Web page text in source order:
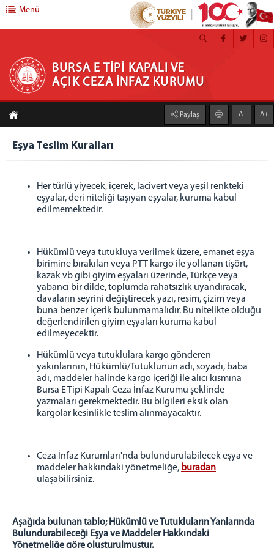
BURSA E TİPİ KAPALI VE AÇIK CEZA İNFAZ
KURUMU
ANASAYFA
KURUMSAL
Kurum Hakkında
Görev Yapmış Müdürlerimiz
Fotoğraf Galerisi
BİLGİ İŞLEM SERVİSİ
E-İmza İşlemleri
Şifre işlemleri (Portal, Bilgisayar Açılış, E-Posta
ve Haberci)
Güvenlik ve Gözetim Servisi
Psiko-Sosyal Servis
Sağlık Servisi
Personel Kalemi
İnfaz Kalemi
AÇIK C.İ.K. ZİYARET
Açık C.İ.K. Ziyaret Yönetmeliği
KAPALI C.İ.K. ZİYARET
Kapalı C.İ.K. Yıllık Açık Görüş Ziyaret Planı - 2026
Kapalı C.İ.K. Haftalık Ziyaret Günleri
Menü
BURSA E TİPİ KAPALI VE
AÇIK CEZA İNFAZ KURUMU
Paylaş A- A+
Eşya Teslim Kuralları
Her türlü yiyecek, içerek, lacivert veya yeşil renkteki
eşyalar, deri niteliği taşıyan eşyalar, kuruma kabul
edilmemektedir.
Hükümlü veya tutukluya verilmek üzere, emanet eşya
birimine bırakılan veya PTT kargo ile yollanan tişört,
kazak vb gibi giyim eşyaları üzerinde, Türkçe veya
yabancı bir dilde, toplumda rahatsızlık uyandıracak,
davaların seyrini değiştirecek yazı, resim, çizim veya
buna benzer içerik bulunmamalıdır. Bu nitelikte olduğu
değerlendirilen giyim eşyaları kuruma kabul
edilmeyecektir.
Hükümlü veya tutuklulara kargo gönderen
yakınlarının, Hükümlü/Tutuklunun adı, soyadı, baba
adı, maddeler halinde kargo içeriği ile alıcı kısmına
Bursa E Tipi Kapalı Ceza İnfaz Kurumu şeklinde
yazmaları gerekmektedir. Bu bilgileri eksik olan
kargolar kesinlikle teslim alınmayacaktır.
Ceza İnfaz Kurumları'nda bulundurulabilecek eşya ve
maddeler hakkındaki yönetmeliğe, buradan
ulaşabilirsiniz.
Aşağıda bulunan tablo; Hükümlü ve Tutukluların Yanlarında
Bulundurabileceği Eşya ve Maddeler Hakkındaki
Yönetmeliğe göre oluşturulmuştur.